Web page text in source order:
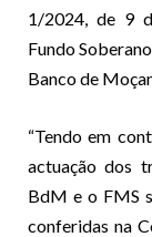
1/2024, de 9
Fundo
Banco de
“Tendo em
actuação dos
BdM e o FMS
conferidas na